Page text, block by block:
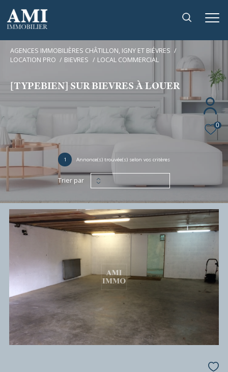
0
AGENCES IMMOBILIÈRES CHÂTILLON, IGNY ET BIÉVRES
LOCATION PRO
BIEVRES LOCAL COMMERCIAL
[TYPEBIEN] SUR BIEVRES À LOUER
1 Annonce(s) trouvée(s) selon vos critères
Trier par